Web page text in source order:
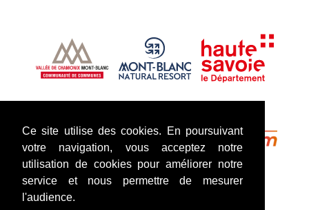
Ce site utilise des cookies. En poursuivant
votre navigation, vous acceptez notre
utilisation de cookies pour améliorer notre
service et nous permettre de mesurer
l'audience.